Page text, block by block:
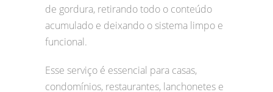
de gordura, retirando todo o conteúdo
acumulado e deixando o sistema limpo e
funcional.
Esse serviço é essencial para casas,
condomínios, restaurantes, lanchonetes e